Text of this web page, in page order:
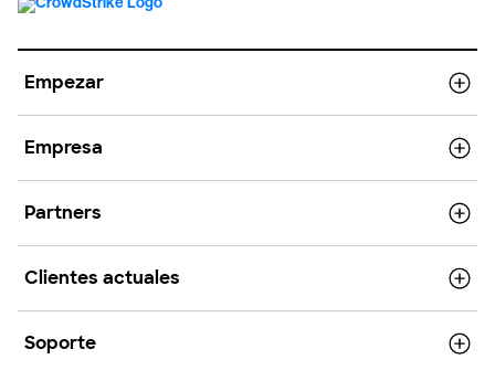
Empezar
Empresa
Partners
Clientes actuales
Soporte